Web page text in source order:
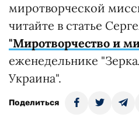
миротворческой
читайте в статье
"Миротворчество и
еженедельнике
Украина".
Поделиться